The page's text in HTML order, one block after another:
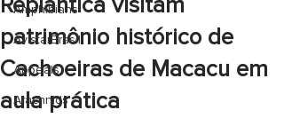
Amphibians
AvistarBrasil
Appeals
Arachnids
patrimônio histórico de
Cachoeiras de Macacu em
aula prática